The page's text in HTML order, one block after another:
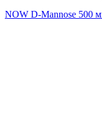
NOW D-Mannose 500